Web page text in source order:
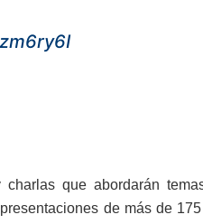
que abordarán
de más de